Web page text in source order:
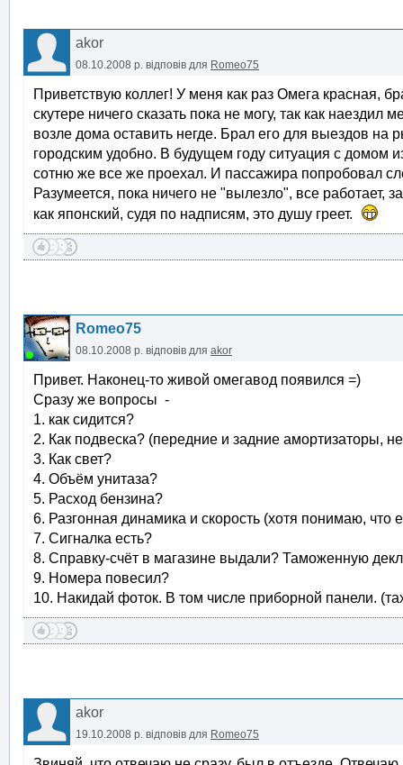
akor
08.10.2008 р. відповів для Romeo75
Приветствую коллег! У меня как раз Омега красная,
скутере ничего сказать пока не могу, так как
возле дома оставить негде. Брал его для выездов
городским удобно. В будущем году ситуация с домом
сотню же все же проехал. И пассажира попробовал
Разумеется, пока ничего не "вылезло", все работает,
как японский, судя по надписям, это душу греет.
Romeo75
08.10.2008 р. відповів для akor
Привет. Наконец-то живой омегавод появился =)
Сразу же вопросы -
1. как сидится?
2. Как подвеска? (передние и задние амортизаторы,
3. Как свет?
4. Объём унитаза?
5. Расход бензина?
6. Разгонная динамика и скорость (хотя понимаю, что
7. Сигналка есть?
8. Справку-счёт в магазине выдали? Таможенную
9. Номера повесил?
10. Накидай фоток. В том числе приборной панели.
akor
19.10.2008 р. відповів для Romeo75